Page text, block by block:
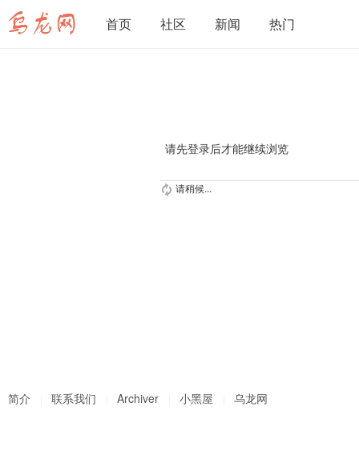
首页 社区 新闻 热门
请先登录后才能继续浏览
请稍候...
简介 联系我们 Archiver 小黑屋 乌龙网